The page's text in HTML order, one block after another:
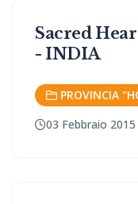
Sacred
- INDIA
PROVINCIA
03 Febbraio 2015